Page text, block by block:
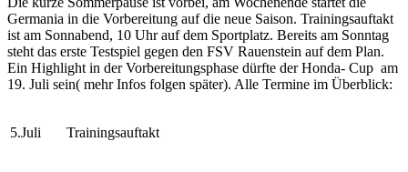
Germania in die Vorbereitung auf die neue Saison. Trainingsauftakt
ist am Sonnabend, 10 Uhr auf dem Sportplatz. Bereits am Sonntag
steht das erste Testspiel gegen den FSV Rauenstein auf dem Plan.
Ein Highlight in der Vorbereitungsphase dürfte der Honda- Cup am
19. Juli sein( mehr Infos folgen später). Alle Termine im Überblick:
5.Juli Trainingsauftakt